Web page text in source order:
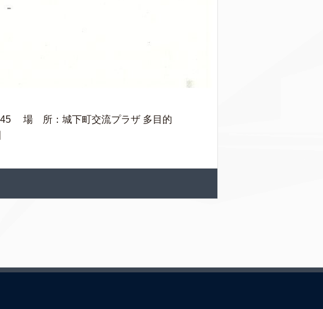
所：城下町交流プラザ 多目的